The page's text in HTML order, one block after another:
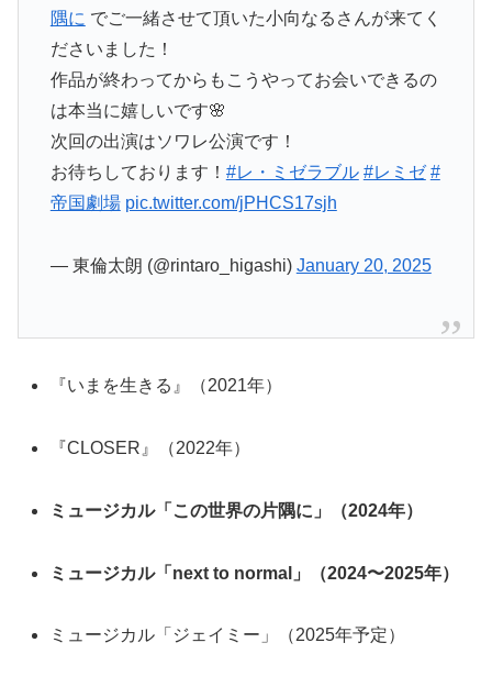
隅に でご一緒させて頂いた小向なるさんが来てく
ださいました！
作品が終わってからもこうやってお会いできるの
は本当に嬉しいです🌸
次回の出演はソワレ公演です！
お待ちしております！ #レ・ミゼラブル #レミゼ #
帝国劇場 pic.twitter.com/jPHCS17sjh
— 東倫太朗 (@rintaro_higashi) January 20, 2025
『いまを生きる』（2021年）
『CLOSER』（2022年）
ミュージカル「この世界の片隅に」（2024年）
ミュージカル「next to normal」（2024〜2025年）
ミュージカル「ジェイミー」（2025年予定）